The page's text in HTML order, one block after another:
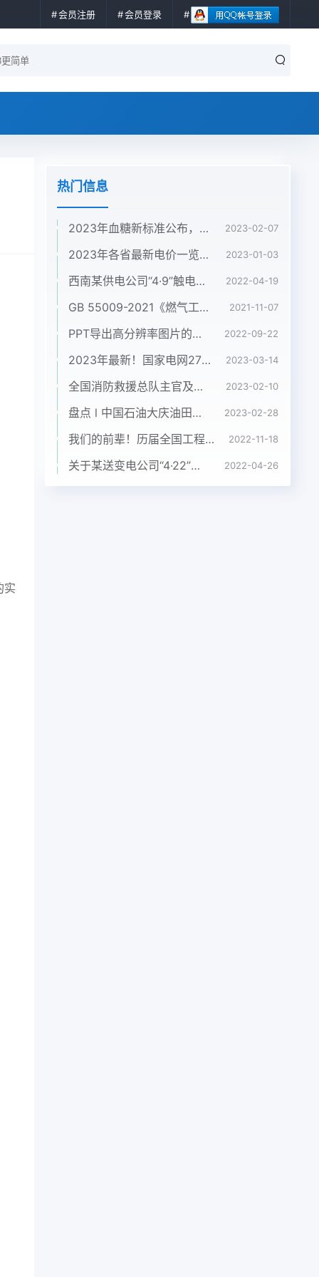
会员注册 会员登录
实
热门信息
2023年血糖新标准公布，不是3.9-6.1，快来看看你的血糖正常吗？ 2023-02-07
2023年各省最新电价一览！8省中午执行谷段电价！ 2023-01-03
西南某供电公司“4·9”触电亡人事故快报 | 所有配网作业停工一天，各单位严格落实“六杜绝六强化”！ 2022-04-19
GB 55009-2021《燃气工程项目规范》（含条文说明），2022年1月1日起实施 2021-11-07
PPT导出高分辨率图片的四种方法 2022-09-22
2023年最新！国家电网27家省级电力公司负责人大盘点 2023-03-14
全国消防救援总队主官及简历（2023.2） 2023-02-10
盘点 l 中国石油大庆油田现任领导班子 2023-02-28
我们的前辈！历届全国工程勘察设计大师完整名单！ 2022-11-18
关于某送变电公司“4·22”人身死亡事故的快报 2022-04-26